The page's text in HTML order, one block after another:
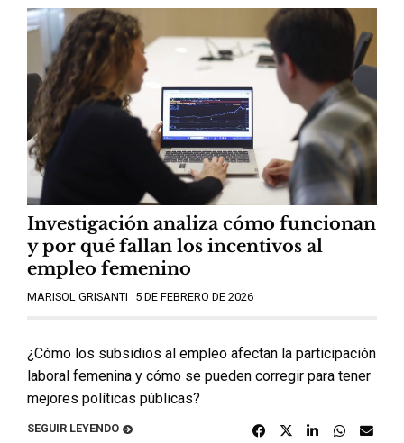
Investigación analiza cómo funcionan
y por qué fallan los incentivos al
empleo femenino
MARISOL GRISANTI 5 DE FEBRERO DE 2026
¿Cómo los subsidios al empleo afectan la participación
laboral femenina y cómo se pueden corregir para tener
mejores políticas públicas?
SEGUIR LEYENDO